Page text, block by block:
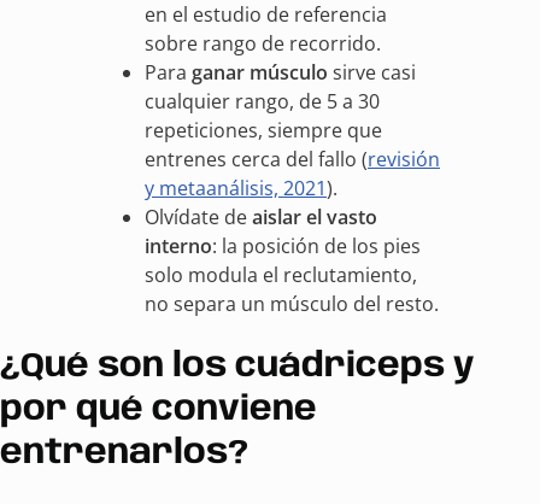
en el estudio de referencia
sobre rango de recorrido.
Para ganar músculo sirve casi
cualquier rango, de 5 a 30
repeticiones, siempre que
entrenes cerca del fallo (revisión
y metaanálisis, 2021).
Olvídate deaislar el vasto
interno: la posición de los pies
solo modula el reclutamiento,
no separa un músculo del resto.
¿Qué son los cuádriceps y
por qué conviene
entrenarlos?